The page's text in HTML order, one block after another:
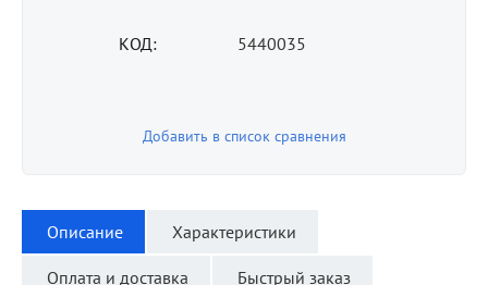
КОД: 5440035
Добавить в список сравнения
Описание Характеристики
Оплата и доставка Быстрый заказ